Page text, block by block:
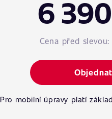
6
Cena před
Objednat
Pro mobilní úpravy platí